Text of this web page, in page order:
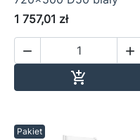
1 757,01 zł
 

Pakiet